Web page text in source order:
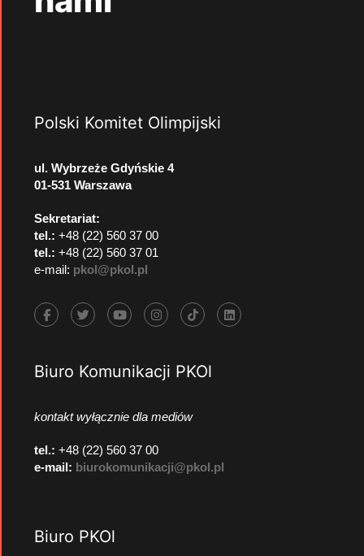
Polski Komitet Olimpijski
ul. Wybrzeże Gdyńskie 4
01-531 Warszawa
Sekretariat:
tel.: +48 (22) 560 37 00
tel.: +48 (22) 560 37 01
e-mail: pkol@pkol.pl
Biuro Komunikacji PKOl
kontakt wyłącznie dla mediów
tel.: +48 (22) 560 37 00
e-mail: biurokomunikacji@pkol.pl
Biuro PKOl